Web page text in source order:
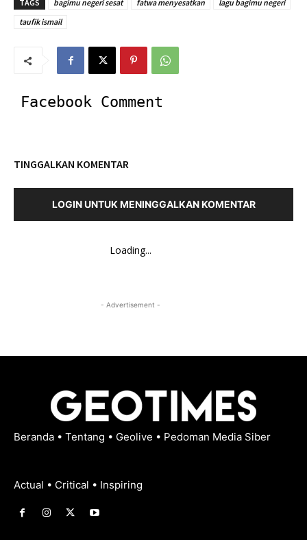
TAGS bagimu negeri sesat fatwa menyesatkan
lagu bagimu negeri
taufik ismail
Facebook Comment
TINGGALKAN KOMENTAR
LOGIN UNTUK MENINGGALKAN KOMENTAR
Loading...
- Advertisement -
Beranda • Tentang • Geolive • Pedoman Media Siber
Actual • Critical • Inspiring